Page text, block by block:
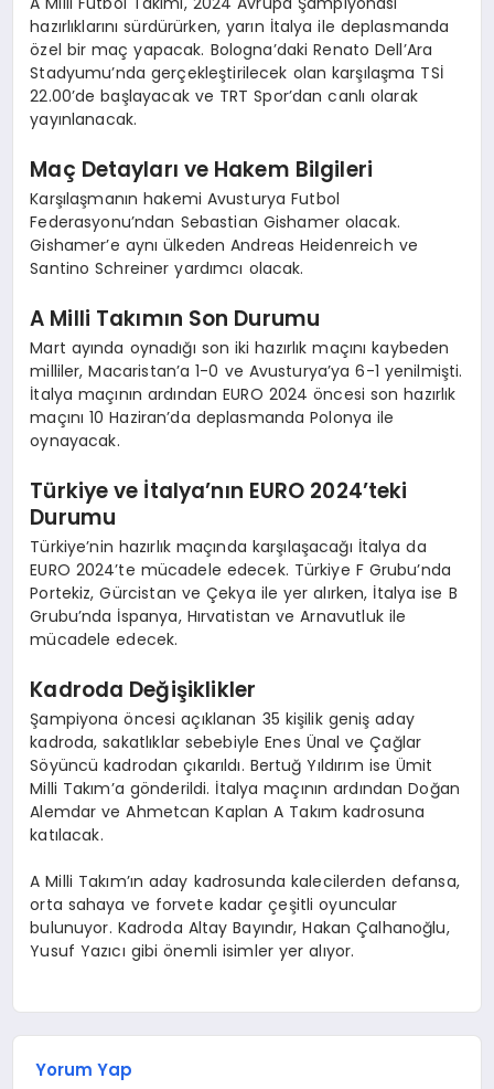
hazırlıklarını sürdürürken, yarın İtalya ile deplasmanda
özel bir maç yapacak. Bologna’daki Renato Dell’Ara
Stadyumu’nda gerçekleştirilecek olan karşılaşma TSİ
22.00’de başlayacak ve TRT Spor’dan canlı olarak
yayınlanacak.
Maç Detayları ve Hakem Bilgileri
Karşılaşmanın hakemi Avusturya Futbol
Federasyonu’ndan Sebastian Gishamer olacak.
Gishamer’e aynı ülkeden Andreas Heidenreich ve
Santino Schreiner yardımcı olacak.
A Milli Takımın Son Durumu
Mart ayında oynadığı son iki hazırlık maçını kaybeden
milliler, Macaristan’a 1-0 ve Avusturya’ya 6-1 yenilmişti.
İtalya maçının ardından EURO 2024 öncesi son hazırlık
maçını 10 Haziran’da deplasmanda Polonya ile
oynayacak.
Türkiye ve İtalya’nın EURO 2024’teki
Durumu
Türkiye’nin hazırlık maçında karşılaşacağı İtalya da
EURO 2024’te mücadele edecek. Türkiye F Grubu’nda
Portekiz, Gürcistan ve Çekya ile yer alırken, İtalya ise B
Grubu’nda İspanya, Hırvatistan ve Arnavutluk ile
mücadele edecek.
Kadroda Değişiklikler
Şampiyona öncesi açıklanan 35 kişilik geniş aday
kadroda, sakatlıklar sebebiyle Enes Ünal ve Çağlar
Söyüncü kadrodan çıkarıldı. Bertuğ Yıldırım ise Ümit
Milli Takım’a gönderildi. İtalya maçının ardından Doğan
Alemdar ve Ahmetcan Kaplan A Takım kadrosuna
katılacak.
A Milli Takım’ın aday kadrosunda kalecilerden defansa,
orta sahaya ve forvete kadar çeşitli oyuncular
bulunuyor. Kadroda Altay Bayındır, Hakan Çalhanoğlu,
Yusuf Yazıcı gibi önemli isimler yer alıyor.
Yorum Yap